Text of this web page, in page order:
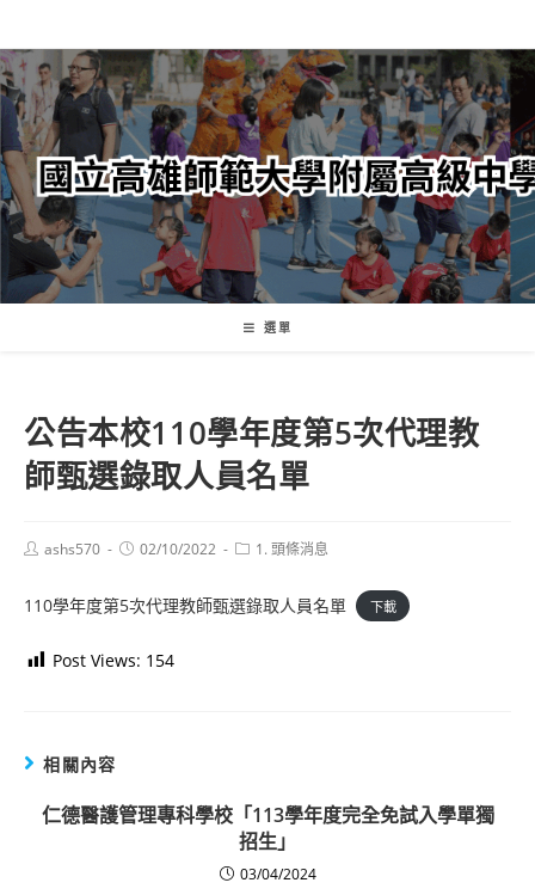
轉
至
主
內
容
選單
公告本校110學年度第5次代理教
師甄選錄取人員名單
Postashs570
Post02/10/2022
Post1. 頭條消息
110學年度第5次代理教師甄選錄取人員名單 下載
Post Views: 154
相關內容
仁德醫護管理專科學校「113學年度完全免試入學單獨
招生」
03/04/2024